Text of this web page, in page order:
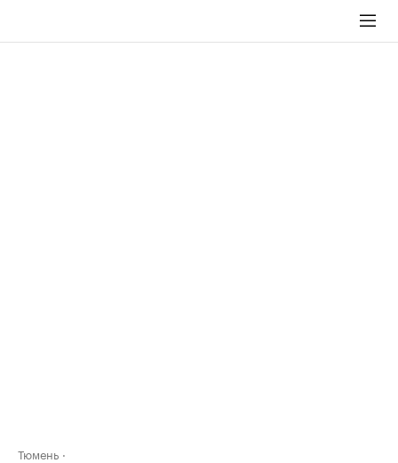
Тюмень